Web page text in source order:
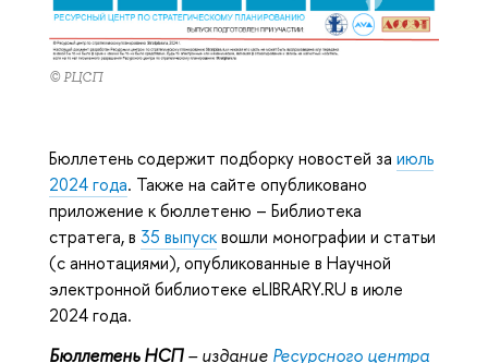
© РЦСП
Бюллетень содержит подборку новостей за июль
2024 года. Также на сайте опубликовано
приложение к бюллетеню – Библиотека
стратега, в 35 выпусквошли монографии и статьи
(с аннотациями), опубликованные в Научной
электронной библиотеке eLIBRARY.RU в июле
2024 года.
Бюллетень НСП – издание Ресурсного центра